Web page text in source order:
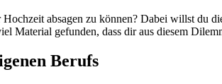
absagen zu können? Dabei willst du
Material gefunden, dass dir aus diesem
Berufs